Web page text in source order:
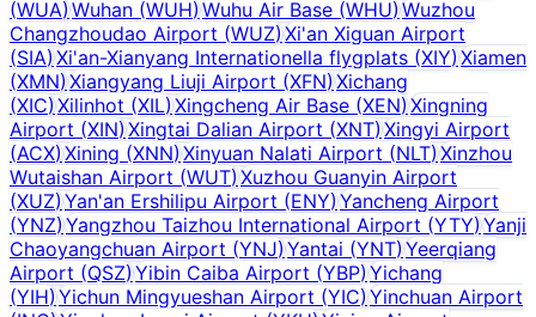
(WUA)Wuhan (WUH) Wuhu Air Base (WHU) Wuzhou
Changzhoudao Airport (WUZ)Xi'an Xiguan Airport
(SIA)Xi'an-Xianyang Internationella flygplats (XIY) Xiamen
(XMN)Xiangyang Liuji Airport (XFN) Xichang
(XIC)Xilinhot (XIL) Xingcheng Air Base (XEN) Xingning
Airport (XIN)Xingtai Dalian Airport (XNT) Xingyi Airport
(ACX)Xining (XNN) Xinyuan Nalati Airport (NLT) Xinzhou
Wutaishan Airport (WUT)Xuzhou Guanyin Airport
(XUZ)Yan'an Ershilipu Airport (ENY) Yancheng Airport
(YNZ)Yangzhou Taizhou International Airport (YTY) Yanji
Chaoyangchuan Airport (YNJ)Yantai (YNT) Yeerqiang
Airport (QSZ)Yibin Caiba Airport (YBP) Yichang
(YIH)Yichun Mingyueshan Airport (YIC)Yinchuan Airport